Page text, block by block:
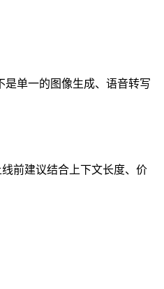
单一的图像生成、语音转写
前建议结合上下文长度、价